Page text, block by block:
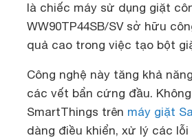
là chiếc máy sử dụng giặt
WW90TP44SB/SV sở hữu
quả cao trong việc tạo bột
Công nghệ này tăng khả
các vết bẩn cứng đầu.
SmartThings trên máy giặt
dàng điều khiển, xử lý các